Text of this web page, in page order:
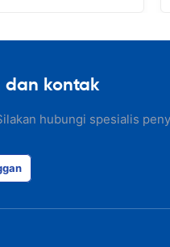
dan kontak
hubungi spesialis